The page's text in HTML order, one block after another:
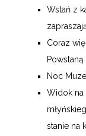
Wstań z
Coraz
Noc
Widok na
stanie na